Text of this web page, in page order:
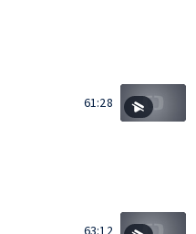
61:28
63:12